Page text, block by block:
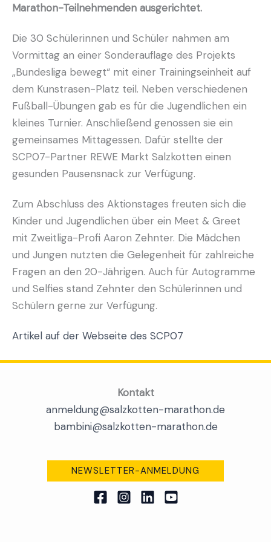
Marathon-Teilnehmenden ausgerichtet.
Die 30 Schülerinnen und Schüler nahmen am
Vormittag an einer Sonderauflage des Projekts
„Bundesliga bewegt“ mit einer Trainingseinheit auf
dem Kunstrasen-Platz teil. Neben verschiedenen
Fußball-Übungen gab es für die Jugendlichen ein
kleines Turnier. Anschließend genossen sie ein
gemeinsames Mittagessen. Dafür stellte der
SCP07-Partner REWE Markt Salzkotten einen
gesunden Pausensnack zur Verfügung.
Zum Abschluss des Aktionstages freuten sich die
Kinder und Jugendlichen über ein Meet & Greet
mit Zweitliga-Profi Aaron Zehnter. Die Mädchen
und Jungen nutzten die Gelegenheit für zahlreiche
Fragen an den 20-Jährigen. Auch für Autogramme
und Selfies stand Zehnter den Schülerinnen und
Schülern gerne zur Verfügung.
Artikel auf der Webseite des SCP07
Kontakt
anmeldung@salzkotten-marathon.de
bambini@salzkotten-marathon.de
NEWSLETTER-ANMELDUNG